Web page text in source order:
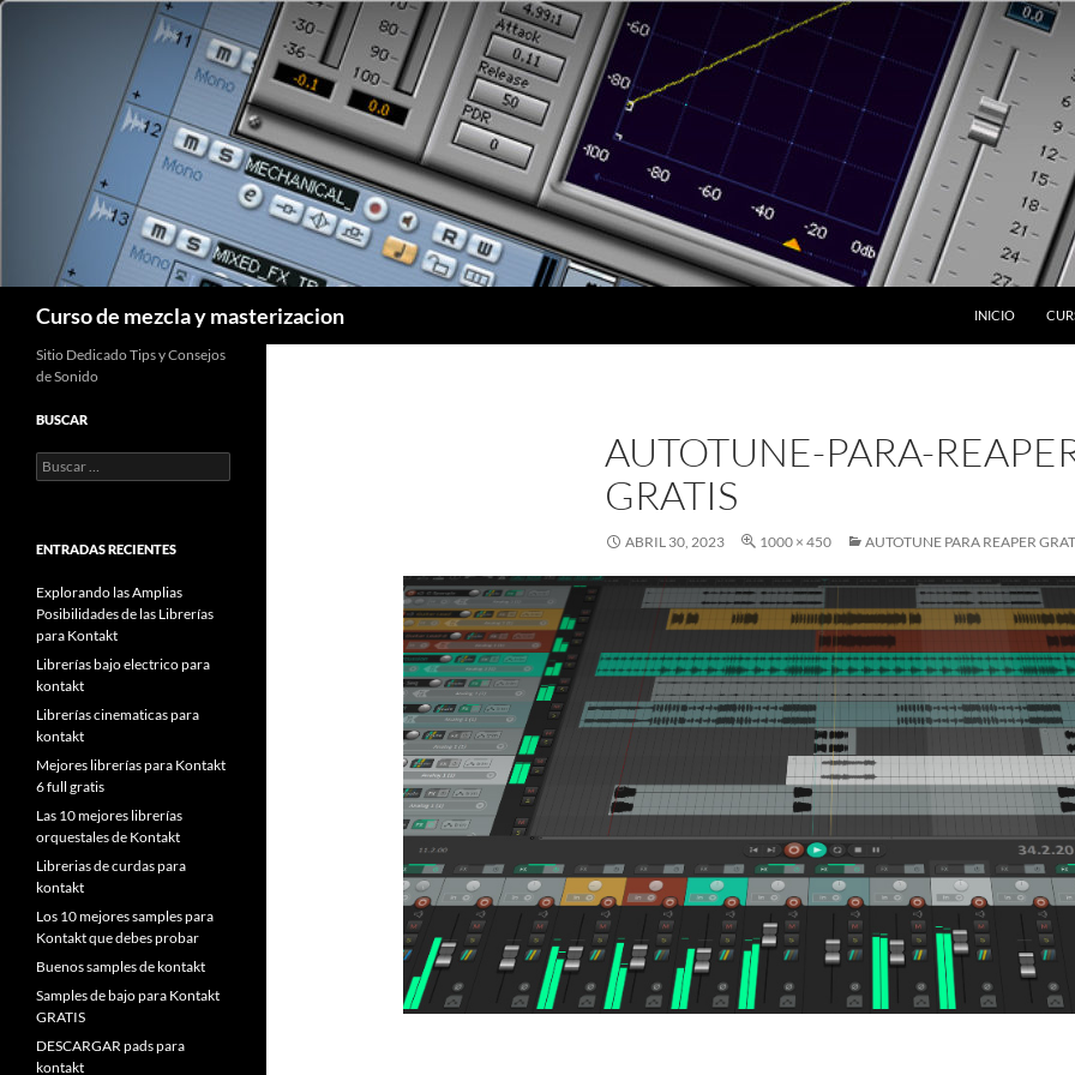
Saltar
Curso de mezcla y masterizacion INICIO
AUTOTUNE-PARA-
GRATIS
ABRIL 30, 2023 1000 × 450 AUTOTUNE PARA REAPER
Sitio Dedicado Tips y Consejos
de Sonido
BUSCAR
Buscar:
ENTRADAS RECIENTES
Explorando las Amplias
Posibilidades de las Librerías
para Kontakt
Librerías bajo electrico para
kontakt
Librerías cinematicas para
kontakt
Mejores librerías para Kontakt
6 full gratis
Las 10 mejores librerías
orquestales de Kontakt
Librerias de curdas para
kontakt
Los 10 mejores samples para
Kontakt que debes probar
Buenos samples de kontakt
Samples de bajo para Kontakt
GRATIS
DESCARGAR pads para
kontakt